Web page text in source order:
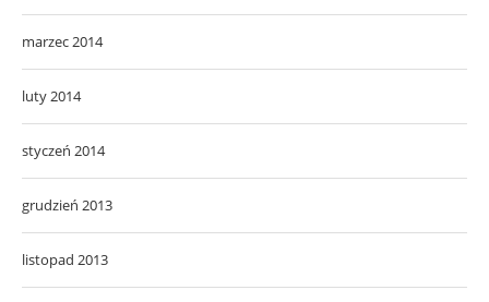
marzec 2014
luty 2014
styczeń 2014
grudzień 2013
listopad 2013